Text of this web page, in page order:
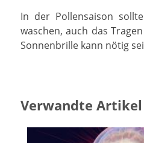
In der Pollensaison
waschen, auch das
Sonnenbrille kann nötig
Verwandte Artikel